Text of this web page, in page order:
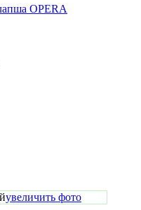
OPERA
увеличить фото